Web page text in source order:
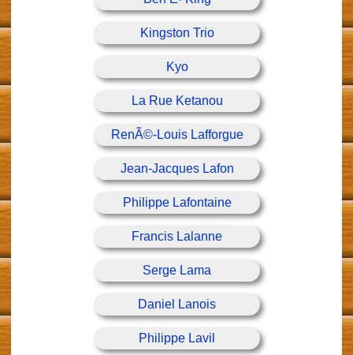
Kingston Trio
Kyo
La Rue Ketanou
RenÃ©-Louis Lafforgue
Jean-Jacques Lafon
Philippe Lafontaine
Francis Lalanne
Serge Lama
Daniel Lanois
Philippe Lavil